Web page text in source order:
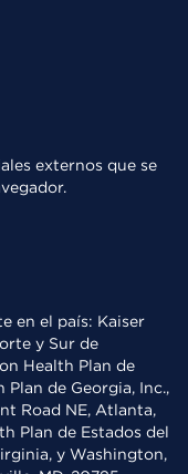
externos que se
en el país: Kaiser
y Sur de
Health Plan de
de Georgia, Inc.,
Road NE, Atlanta,
Plan de Estados del
y Washington,